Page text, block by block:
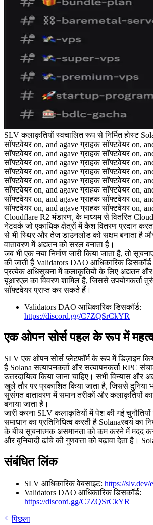
SLV कलाकृतियों स्वचालित रूप से निर्मित होस्ट
सॉफ्टवेयर on, and agave ग्राहक सॉफ्टवेयर on,
सॉफ्टवेयर on, and agave ग्राहक सॉफ्टवेयर on,
सॉफ्टवेयर on, and agave ग्राहक सॉफ्टवेयर on,
सॉफ्टवेयर on, and agave ग्राहक सॉफ्टवेयर on,
सॉफ्टवेयर on, and agave ग्राहक सॉफ्टवेयर on,
सॉफ्टवेयर on, and agave ग्राहक सॉफ्टवेयर on,
सॉफ्टवेयर on, and agave ग्राहक सॉफ्टवेयर on,
सॉफ्टवेयर on, and agave ग्राहक सॉफ्टवेयर on,
Cloudflare R2 भंडारण, के माध्यम से वितरित
नेटवर्क जो एकाधिक क्षेत्रों में कैश वितरण प्रदान
से भी स्थिर और तेज डाउनलोड को सक्षम बनाता है
वातावरण में अद्यतन को सरल बनाता है।
जब भी एक नया निर्माण जारी किया जाता है, तो
की जाती हैं Validators DAO आधिकारिक
प्रत्येक अधिसूचना में कलाकृतियों के लिए अद्यतन और
यूआरएल का विवरण शामिल है, जिससे उपयोगकर्ता
सॉफ़्टवेयर प्राप्त कर सकते हैं।
Validators DAO आधिकारिक डिसकॉर्ड:
https://discord.gg/C7ZQSrCkYR
एक ओपन सोर्स पहल के रूप में
SLV एक ओपन सोर्स प्लेटफॉर्म के रूप में डिज़ाइन
है Solana सत्यापनकर्ता और सत्यापनकर्ता RPC
उत्तरदायित्व किया जाना चाहिए। सभी विन्यास और
खुले तौर पर प्रकाशित किया जाता है, जिससे दुनिया
सुसंगत वातावरण में समान तरीकों और कलाकृतियों
बनाया जाता है।
जारी करना SLV कलाकृतियों में पेश की गई चुनौतियों
समाधान का प्रतिनिधित्व करती है Solanaस्वयं का
के बीच सूचनात्मक असमानता को कम करने में मदद
और बुनियादी ढांचे की गुणवत्ता को बढ़ावा देता है।
संबंधित लिंक
SLV आधिकारिक वेबसाइट: https://slv.dev/
Validators DAO आधिकारिक डिसकॉर्ड:
https://discord.gg/C7ZQSrCkYR
पिछला